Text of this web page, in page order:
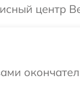
центр